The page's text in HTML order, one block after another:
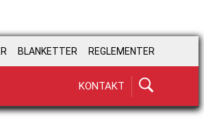
BLANKETTER REGLEMENTER
KONTAKT